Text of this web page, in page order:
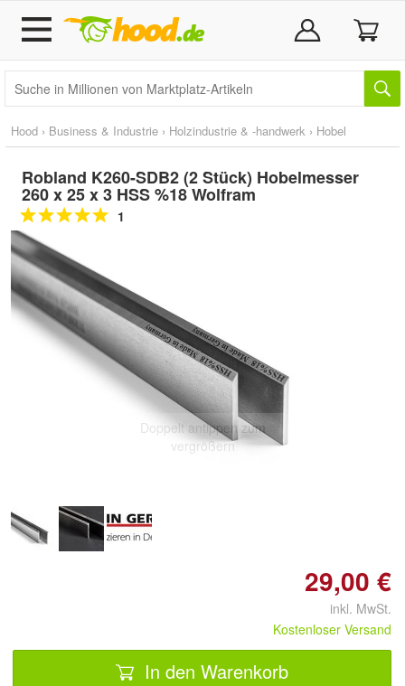
Hood › Business & Industrie › Holzindustrie & -handwerk › Hobel
Robland K260-SDB2 (2 Stück) Hobelmesser
260 x 25 x 3 HSS %18 Wolfram
1
Doppelt antippen zum
vergrößern
29,00 €
inkl. MwSt.
Kostenloser Versand
In den Warenkorb